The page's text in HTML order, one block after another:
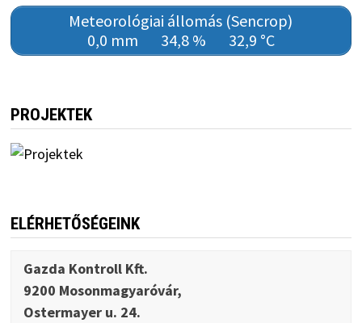
Meteorológiai állomás (Sencrop)
0,0 mm
34,8 % 32,9 °C
PROJEKTEK
ELÉRHETŐSÉGEINK
Gazda Kontroll Kft.
9200 Mosonmagyaróvár,
Ostermayer u. 24.